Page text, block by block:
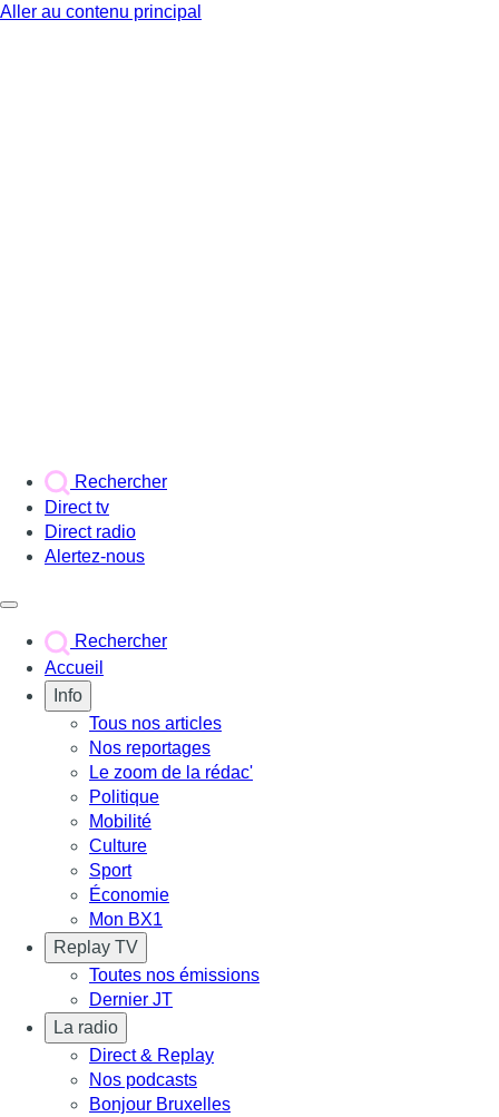
Aller au contenu principal
Rechercher
Direct tv
Direct radio
Alertez-nous
Rechercher
Accueil
Info
Tous nos articles
Nos reportages
Le zoom de la rédac'
Politique
Mobilité
Culture
Sport
Économie
Mon BX1
Replay TV
Toutes nos émissions
Dernier JT
La radio
Direct & Replay
Nos podcasts
Bonjour Bruxelles